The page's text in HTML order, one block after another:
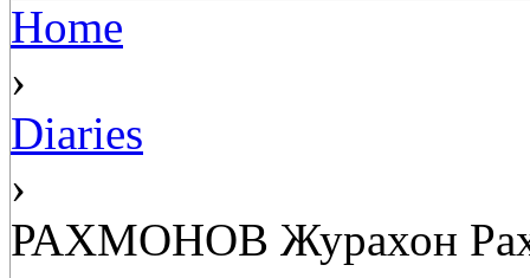
Home
›
Diaries
›
РАХМОНОВ Журахон